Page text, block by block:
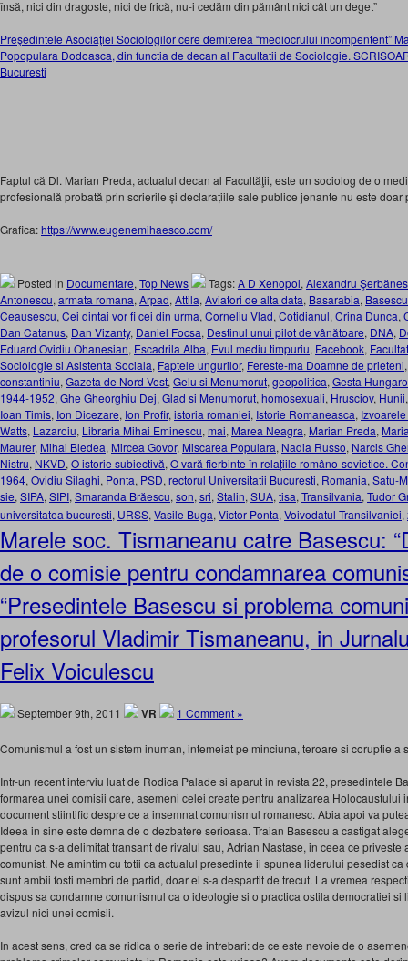
însă, nici din dragoste, nici de frică, nu-i cedăm din pământ nici cât un deget”
Preşedintele Asociaţiei Sociologilor cere demiterea “mediocrului incompentent”
Popopulara Dodoasca, din functia de decan al Facultatii de Sociologie.
Bucuresti
Faptul că Dl. Marian Preda, actualul decan al Facultăţii, este un sociolog de o
profesională probată prin scrierile și declarațiile sale publice jenante nu este doar
Grafica:https://www.eugenemihaesco.com/
Posted in Documentare, Top News Tags:A D Xenopol, Alexandru
Antonescu, armata romana, Arpad, Attila, Aviatori de alta data, Basarabia, Basescu
Ceausescu, Cei dintai vor fi cei din urma, Corneliu Vlad, Cotidianul, Crina Dunca,
Dan Catanus, Dan Vizanty, Daniel Focsa, Destinul unui pilot de vânătoare, DNA,
Eduard Ovidiu Ohanesian, Escadrila Alba, Evul mediu timpuriu, Facebook,
Sociologie si Asistenta Sociala, Faptele ungurilor, Fereste-ma Doamne de prieteni
constantiniu, Gazeta de Nord Vest, Gelu si Menumorut, geopolitica, Gesta
1944-1952, Ghe Gheorghiu Dej, Glad si Menumorut, homosexuali, Hrusciov, Hunii
Ioan Timis, Ion Dicezare, Ion Profir, istoria romaniei, Istorie Romaneasca,
Watts, Lazaroiu, Libraria Mihai Eminescu, mai, Marea Neagra, Marian Preda,
Maurer, Mihai Bledea, Mircea Govor, Miscarea Populara, Nadia Russo, Narcis
Nistru, NKVD, O istorie subiectivă, O vară fierbinte în relațiile româno-sovietice.
1964, Ovidiu Silaghi, Ponta, PSD, rectorul Universitatii Bucuresti, Romania, Satu-
sie, SIPA, SIPI, Smaranda Brăescu, son, sri, Stalin, SUA, tisa, Transilvania, Tudor
universitatea bucuresti, URSS, Vasile Buga, Victor Ponta, Voivodatul Transilvaniei,
Marele soc. Tismaneanu catre Basescu:
de o comisie pentru condamnarea
“Presedintele Basescu si problema
profesorul Vladimir Tismaneanu, in
Felix Voiculescu
September 9th, 2011 VR 1 Comment »
Comunismul a fost un sistem inuman, intemeiat pe minciuna, teroare si coruptie a
Intr-un recent interviu luat de Rodica Palade si aparut in revista 22, presedintele
formarea unei comisii care, asemeni celei create pentru analizarea Holocaustului
document stiintific despre ce a insemnat comunismul romanesc. Abia apoi va
Ideea in sine este demna de o dezbatere serioasa. Traian Basescu a castigat
pentru ca s-a delimitat transant de rivalul sau, Adrian Nastase, in ceea ce priveste
comunist. Ne amintim cu totii ca actualul presedinte ii spunea liderului pesedist
sunt ambii fosti membri de partid, doar el s-a despartit de trecut. La vremea
dispus sa condamne comunismul ca o ideologie si o practica ostila democratiei si
avizul nici unei comisii.
In acest sens, cred ca se ridica o serie de intrebari: de ce este nevoie de o